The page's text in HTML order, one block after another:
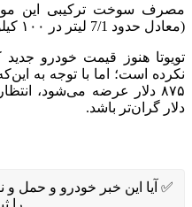
(معادل حدود 7/1 لیتر در ۱۰۰ کیلومتر) است.
۸۷۵ دلار عرضه می‌شود،
دلار گران‌تر باشد.
✅ آیا این خبر خودرو و حمل و
را